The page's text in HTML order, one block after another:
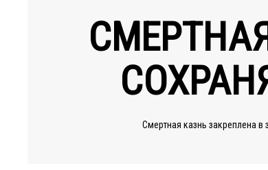
Смертная казнь закреплена в